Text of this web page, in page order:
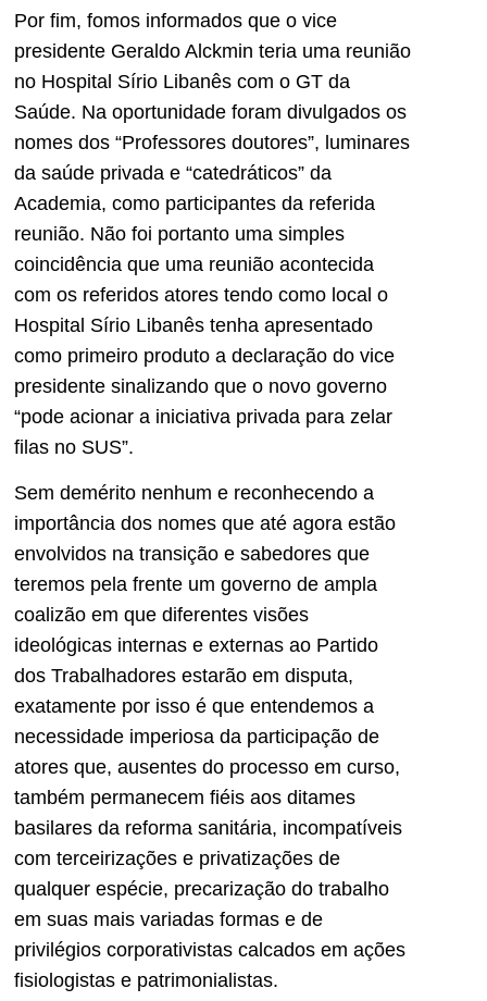
Por fim, fomos informados que o vice
presidente Geraldo Alckmin teria uma reunião
no Hospital Sírio Libanês com o GT da
Saúde. Na oportunidade foram divulgados os
nomes dos “Professores doutores”, luminares
da saúde privada e “catedráticos” da
Academia, como participantes da referida
reunião. Não foi portanto uma simples
coincidência que uma reunião acontecida
com os referidos atores tendo como local o
Hospital Sírio Libanês tenha apresentado
como primeiro produto a declaração do vice
presidente sinalizando que o novo governo
“pode acionar a iniciativa privada para zelar
filas no SUS”.
Sem demérito nenhum e reconhecendo a
importância dos nomes que até agora estão
envolvidos na transição e sabedores que
teremos pela frente um governo de ampla
coalizão em que diferentes visões
ideológicas internas e externas ao Partido
dos Trabalhadores estarão em disputa,
exatamente por isso é que entendemos a
necessidade imperiosa da participação de
atores que, ausentes do processo em curso,
também permanecem fiéis aos ditames
basilares da reforma sanitária, incompatíveis
com terceirizações e privatizações de
qualquer espécie, precarização do trabalho
em suas mais variadas formas e de
privilégios corporativistas calcados em ações
fisiologistas e patrimonialistas.